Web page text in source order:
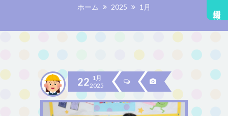
ホーム 2025 1月
22 1月
2025